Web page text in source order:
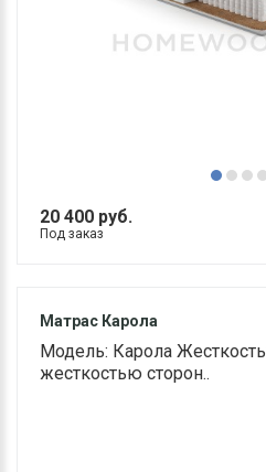
20 400 руб.
Под заказ
Матрас Карола
Модель: Карола
жесткостью сторон..